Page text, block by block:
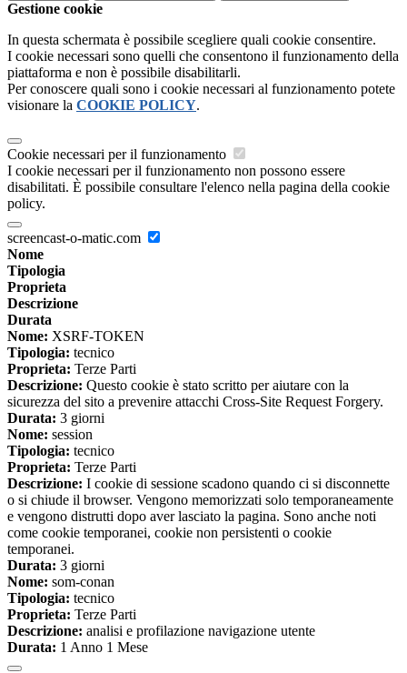
Gestione cookie
In questa schermata è possibile scegliere quali cookie consentire.
I cookie necessari sono quelli che consentono il funzionamento della
piattaforma e non è possibile disabilitarli.
Per conoscere quali sono i cookie necessari al funzionamento potete
visionare la COOKIE POLICY.
Cookie necessari per il funzionamento
I cookie necessari per il funzionamento non possono essere
disabilitati. È possibile consultare l'elenco nella pagina della cookie
policy.
screencast-o-matic.com
Nome
Tipologia
Proprieta
Descrizione
Durata
Nome: XSRF-TOKEN
Tipologia: tecnico
Proprieta: Terze Parti
Descrizione: Questo cookie è stato scritto per aiutare con la
sicurezza del sito a prevenire attacchi Cross-Site Request Forgery.
Durata: 3 giorni
Nome: session
Tipologia: tecnico
Proprieta: Terze Parti
Descrizione: I cookie di sessione scadono quando ci si disconnette
o si chiude il browser. Vengono memorizzati solo temporaneamente
e vengono distrutti dopo aver lasciato la pagina. Sono anche noti
come cookie temporanei, cookie non persistenti o cookie
temporanei.
Durata: 3 giorni
Nome: som-conan
Tipologia: tecnico
Proprieta: Terze Parti
Descrizione: analisi e profilazione navigazione utente
Durata: 1 Anno 1 Mese